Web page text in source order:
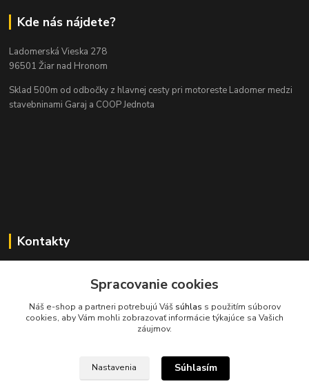
Kde nás nájdete?
Ladomerská Vieska 278
96501 Žiar nad Hronom
Sklad 500m od odbočky z hlavnej cesty pri motoreste Ladomer medzi
stavebninami Garaj a COOP Jednota
Kontakty
Spracovanie cookies
Náš e-shop a partneri potrebujú Váš súhlas s použitím súborov
cookies, aby Vám mohli zobrazovať informácie týkajúce sa Vašich
záujmov.
Nastavenia Súhlasím